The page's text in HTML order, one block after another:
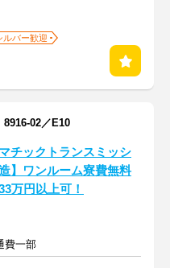
ルバー歓迎
02／E10
マチックトランスミッシ
】ワンルーム寮費無料
万円以上可！
費一部